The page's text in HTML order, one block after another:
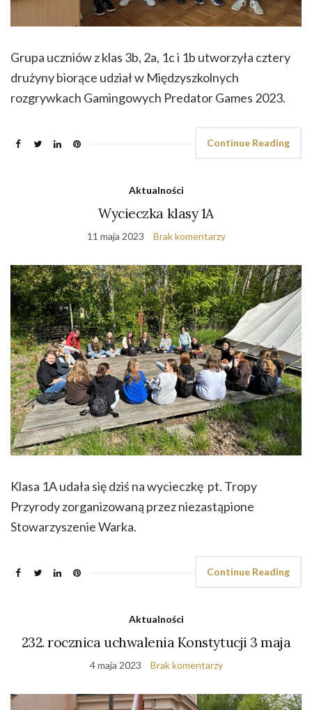
Grupa uczniów z klas 3b, 2a, 1c i 1b utworzyła cztery
drużyny biorące udział w Międzyszkolnych
rozgrywkach Gamingowych Predator Games 2023.
Continue Reading
Aktualności
Wycieczka klasy 1A
11 maja 2023 Brak komentarzy
Klasa 1A udała się dziś na wycieczkę pt. Tropy
Przyrody zorganizowaną przez niezastąpione
Stowarzyszenie Warka.
Continue Reading
Aktualności
232. rocznica uchwalenia Konstytucji 3 maja
4 maja 2023 Brak komentarzy